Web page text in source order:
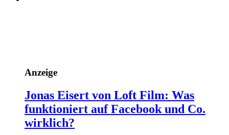
Anzeige
Jonas Eisert von Loft Film: Was
funktioniert auf Facebook und Co.
wirklich?